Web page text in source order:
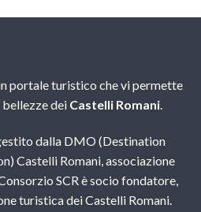
portale turistico che vi permette
dei Castelli Romani.
dalla DMO (Destination
Castelli Romani, associazione
SCR è socio fondatore,
turistica dei Castelli Romani.